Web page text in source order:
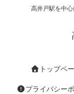
高井戸駅を中
トップペ
プライバシー